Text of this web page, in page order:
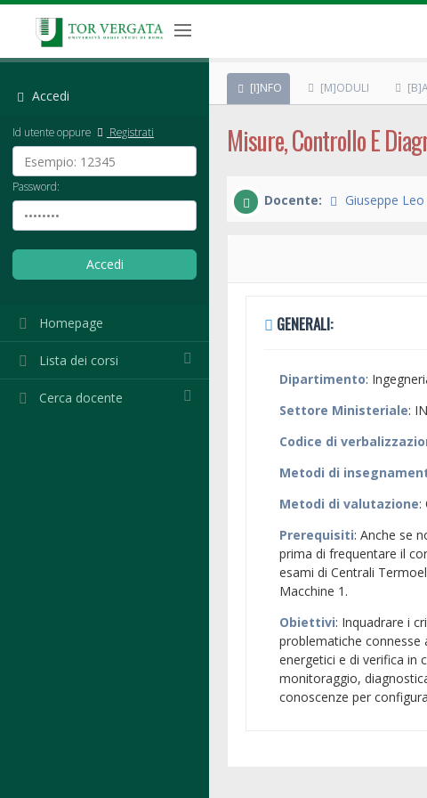
Accedi
Id utente oppure Registrati
Password:
Homepage
Lista dei corsi
Cerca docente
[I]NFO [M]ODULI
Misure, Controllo E
Docente: Giuseppe Leo
GENERALI:
Dipartimento:
Settore Ministeriale:
Codice di
Metodi di
Metodi di valutazione:
Prerequisiti: Anche se
prima di frequentare il
esami di Centrali
Macchine 1.
Obiettivi: Inquadrare i
problematiche
energetici e di verifica in
monitoraggio,
conoscenze per